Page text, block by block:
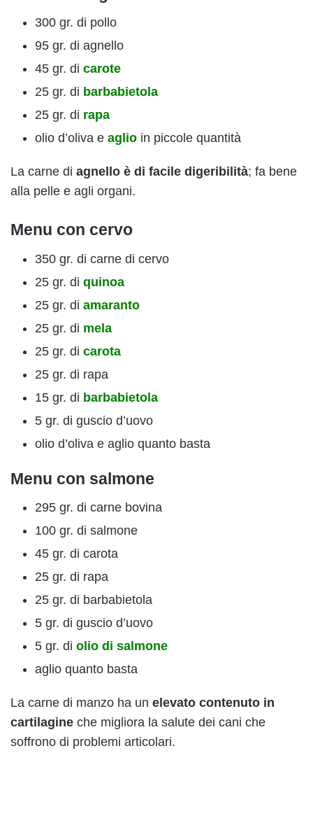
300 gr. di pollo
95 gr. di agnello
45 gr. di carote
25 gr. di barbabietola
25 gr. di rapa
olio d’oliva e aglio in piccole quantità
La carne di agnello è di facile digeribilità; fa bene
alla pelle e agli organi.
Menu con cervo
350 gr. di carne di cervo
25 gr. di quinoa
25 gr. di amaranto
25 gr. di mela
25 gr. di carota
25 gr. di rapa
15 gr. di barbabietola
5 gr. di guscio d’uovo
olio d’oliva e aglio quanto basta
Menu con salmone
295 gr. di carne bovina
100 gr. di salmone
45 gr. di carota
25 gr. di rapa
25 gr. di barbabietola
5 gr. di guscio d’uovo
5 gr. di olio di salmone
aglio quanto basta
La carne di manzo ha un elevato contenuto in
cartilagine che migliora la salute dei cani che
soffrono di problemi articolari.